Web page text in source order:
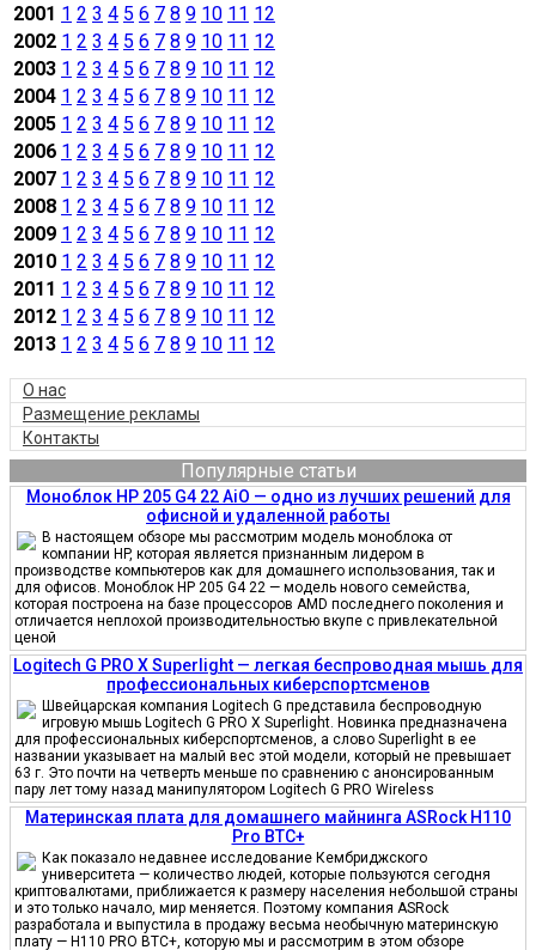
2001 1 2 3 4 5 6 7 8 9 10 11 12
2002 1 2 3 4 5 6 7 8 9 10 11 12
2003 1 2 3 4 5 6 7 8 9 10 11 12
2004 1 2 3 4 5 6 7 8 9 10 11 12
2005 1 2 3 4 5 6 7 8 9 10 11 12
2006 1 2 3 4 5 6 7 8 9 10 11 12
2007 1 2 3 4 5 6 7 8 9 10 11 12
2008 1 2 3 4 5 6 7 8 9 10 11 12
2009 1 2 3 4 5 6 7 8 9 10 11 12
2010 1 2 3 4 5 6 7 8 9 10 11 12
2011 1 2 3 4 5 6 7 8 9 10 11 12
2012 1 2 3 4 5 6 7 8 9 10 11 12
2013 1 2 3 4 5 6 7 8 9 10 11 12
О нас
Размещение рекламы
Контакты
Популярные статьи
Моноблок HP 205 G4 22 AiO — одно из лучших решений для
офисной и удаленной работы
В настоящем обзоре мы рассмотрим модель моноблока от
компании HP, которая является признанным лидером в
производстве компьютеров как для домашнего использования, так и
для офисов. Моноблок HP 205 G4 22 — модель нового семейства,
которая построена на базе процессоров AMD последнего поколения и
отличается неплохой производительностью вкупе с привлекательной
ценой
Logitech G PRO X Superlight — легкая беспроводная мышь для
профессиональных киберспортсменов
Швейцарская компания Logitech G представила беспроводную
игровую мышь Logitech G PRO X Superlight. Новинка предназначена
для профессиональных киберспортсменов, а слово Superlight в ее
названии указывает на малый вес этой модели, который не превышает
63 г. Это почти на четверть меньше по сравнению с анонсированным
пару лет тому назад манипулятором Logitech G PRO Wireless
Материнская плата для домашнего майнинга ASRock H110
Pro BTC+
Как показало недавнее исследование Кембриджского
университета — количество людей, которые пользуются сегодня
криптовалютами, приближается к размеру населения небольшой страны
и это только начало, мир меняется. Поэтому компания ASRock
разработала и выпустила в продажу весьма необычную материнскую
плату — H110 PRO BTC+, которую мы и рассмотрим в этом обзоре